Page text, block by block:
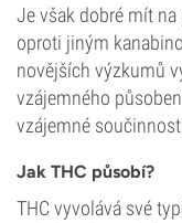
Je však dobré mít
oproti jiným
novějších výzkumů
vzájemného
vzájemné
Jak THC působí?
THC vyvolává své